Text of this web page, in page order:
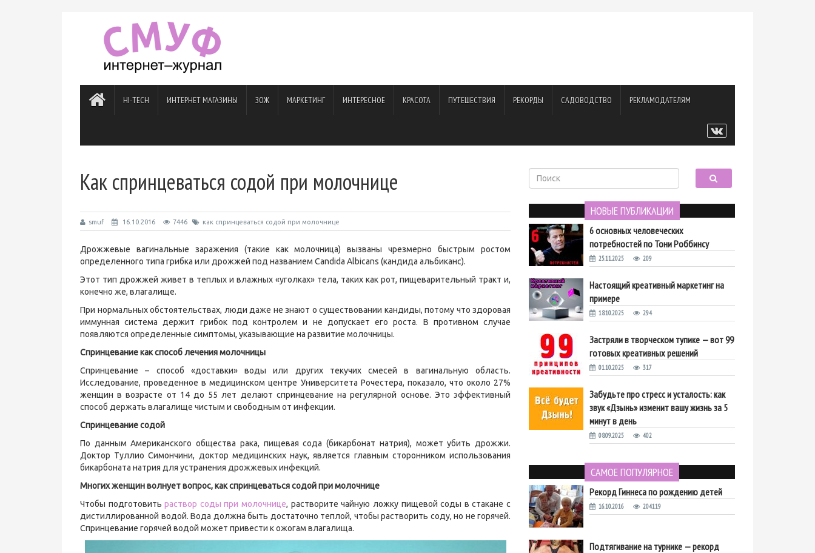
HI-TECH ИНТЕРНЕТ МАГАЗИНЫ ЗОЖ МАРКЕТИНГ ИНТЕРЕСНОЕ КРАСОТА ПУТЕШЕСТВИЯ РЕКОРДЫ САДОВОДСТВО РЕКЛАМОДАТЕЛЯМ
Как спринцеваться содой при молочнице
smuf 16.10.2016 7446 как спринцеваться содой при молочнице
Дрожжевые вагинальные заражения (такие как молочница) вызваны чрезмерно быстрым ростом
определенного типа грибка или дрожжей под названием Candida Albicans (кандида альбиканс).
Этот тип дрожжей живет в теплых и влажных «уголках» тела, таких как рот, пищеварительный тракт и,
конечно же, влагалище.
При нормальных обстоятельствах, люди даже не знают о существовании кандиды, потому что здоровая
иммунная система держит грибок под контролем и не допускает его роста. В противном случае
появляются определенные симптомы, указывающие на развитие молочницы.
Спринцевание как способ лечения молочницы
Спринцевание – способ «доставки» воды или других текучих смесей в вагинальную область.
Исследование, проведенное в медицинском центре Университета Рочестера, показало, что около 27%
женщин в возрасте от 14 до 55 лет делают спринцевание на регулярной основе. Это эффективный
способ держать влагалище чистым и свободным от инфекции.
Спринцевание содой
По данным Американского общества рака, пищевая сода (бикарбонат натрия), может убить дрожжи.
Доктор Туллио Симончини, доктор медицинских наук, является главным сторонником использования
бикарбоната натрия для устранения дрожжевых инфекций.
Многих женщин волнует вопрос, как спринцеваться содой при молочнице
Чтобы подготовитьраствор соды при молочнице, растворите чайную ложку пищевой соды в стакане с
дистиллированной водой. Вода должна быть достаточно теплой, чтобы растворить соду, но не горячей.
Спринцевание горячей водой может привести к ожогам влагалища.
НОВЫЕ ПУБЛИКАЦИИ
6 основных человеческих
потребностей по Тони Роббинсу
25.11.2025 209
Настоящий креативный маркетинг на
примере
18.10.2025 294
Застряли в творческом тупике — вот 99
готовых креативных решений
01.10.2025 317
Забудьте про стресс и усталость: как
звук «Дзынь» изменит вашу жизнь за 5
минут в день
08.09.2025 402
САМОЕ ПОПУЛЯРНОЕ
Рекорд Гиннеса по рождению детей
16.10.2016 204119
Подтягивание на турнике — рекорд